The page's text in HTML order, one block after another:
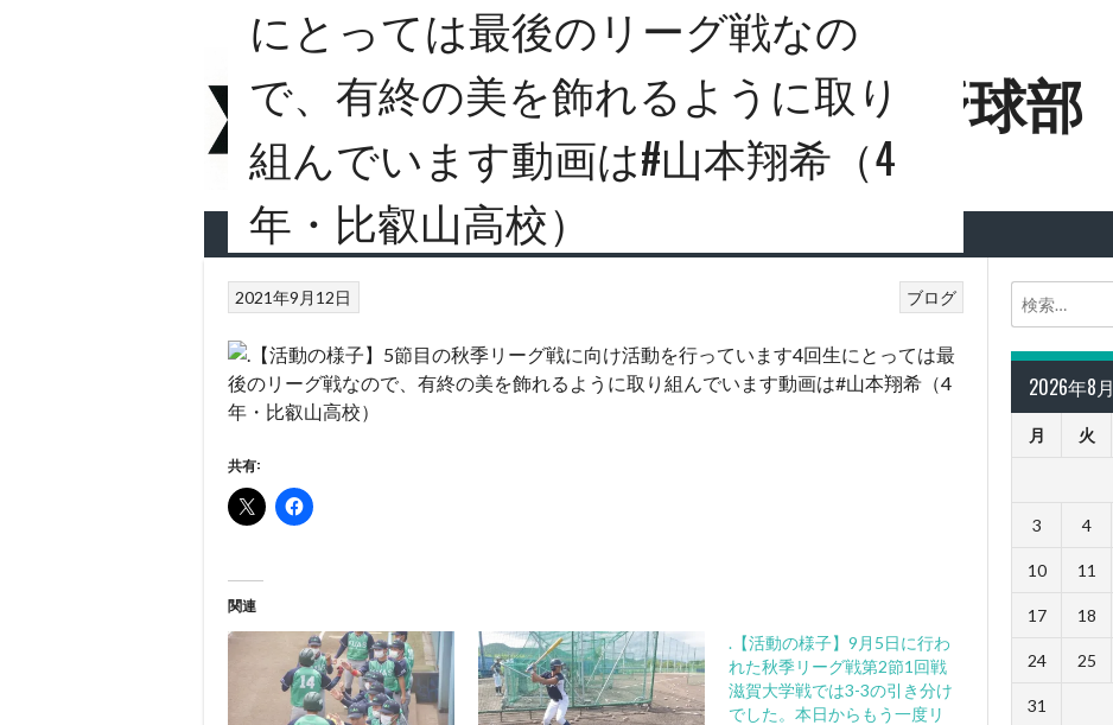
京都先端科学大学硬式野球部
めざせ全国制覇
ホーム 日程表 LINK
にとっては最後のリーグ戦なの
で、有終の美を飾れるように取り
組んでいます️動画は#山本翔希（4
年・比叡山高校）
ブログ
2021年9月12日
共有:
関連
.【活動の様子】9月5日に行わ
れた秋季リーグ戦第2節1回戦
滋賀大学戦では3-3の引き分け
でした。本日からもう一度リ
2026年8月
月 火
3 4
10 11
17 18
24 25
31